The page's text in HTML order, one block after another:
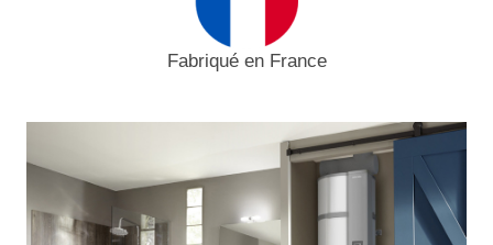
Fabriqué en France